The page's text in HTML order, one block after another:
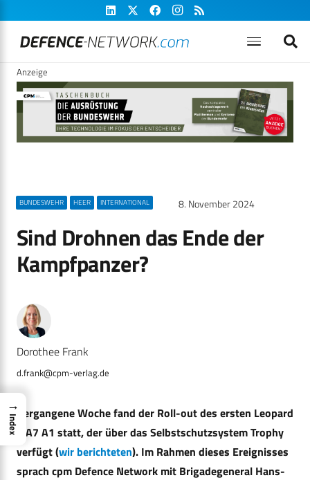
Anzeige
BUNDESWEHR HEER INTERNATIONAL 8. November 2024
Sind Drohnen das Ende der
Kampfpanzer?
Dorothee Frank
d.frank@cpm-verlag.de
Vergangene Woche fand der Roll-out des ersten Leopard
2 A7 A1 statt, der über das Selbstschutzsystem Trophy
verfügt (wir berichteten). Im Rahmen dieses Ereignisses
sprach cpm Defence Network mit Brigadegeneral Hans-
→
Index